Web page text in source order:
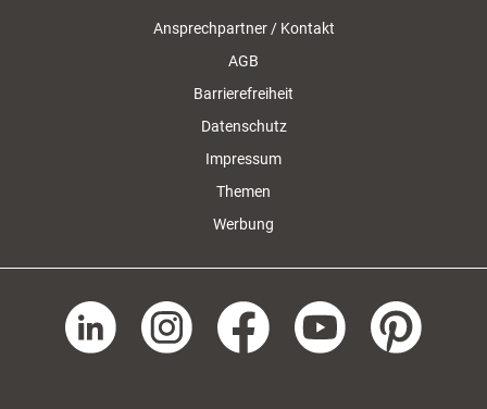
Ansprechpartner / Kontakt
AGB
Barrierefreiheit
Datenschutz
Impressum
Themen
Werbung